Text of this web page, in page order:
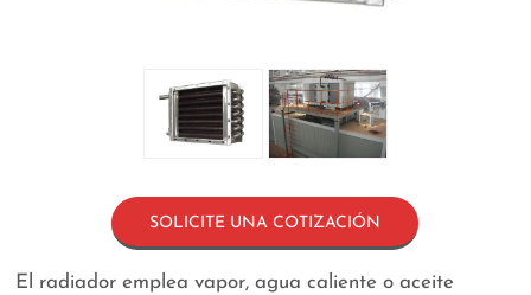
SOLICITE UNA COTIZACIÓN
El radiador emplea vapor, agua caliente o aceite